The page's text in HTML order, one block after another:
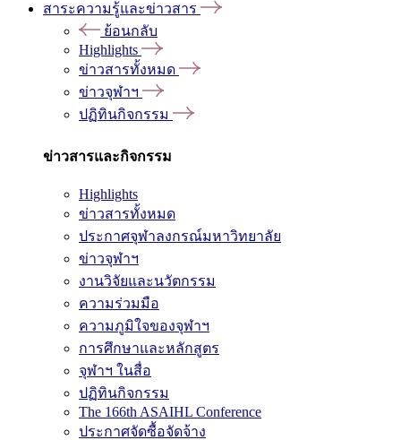
สาระความรู้และข่าวสาร
ย้อนกลับ
Highlights
ข่าวสารทั้งหมด
ข่าวจุฬาฯ
ปฏิทินกิจกรรม
ข่าวสารและกิจกรรม
Highlights
ข่าวสารทั้งหมด
ประกาศจุฬาลงกรณ์มหาวิทยาลัย
ข่าวจุฬาฯ
งานวิจัยและนวัตกรรม
ความร่วมมือ
ความภูมิใจของจุฬาฯ
การศึกษาและหลักสูตร
จุฬาฯ ในสื่อ
ปฏิทินกิจกรรม
The 166th ASAIHL Conference
ประกาศจัดซื้อจัดจ้าง